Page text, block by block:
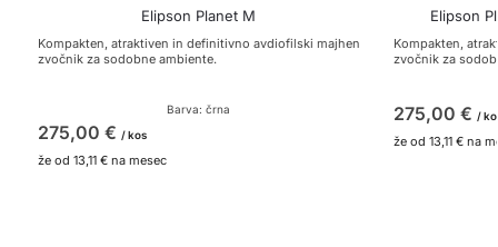
Elipson Planet M
Kompakten, atraktiven in definitivno avdiofilski majhen
zvočnik za sodobne ambiente.
Barva: črna
275,00 € / kos
že od 13,11 €na mesec
Elipson
Kompakten,
zvočnik za
275,00 € /
že od 13,11 €na